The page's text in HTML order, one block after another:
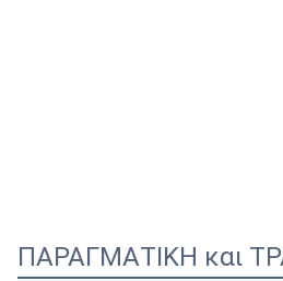
ΠΑΡΑΓΜΑΤΙΚΗ και